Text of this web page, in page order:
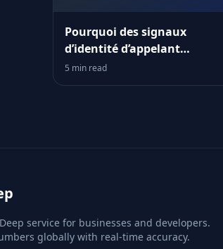
Pourquoi des signaux
d’identité d’appelant
obsolètes minent
silencieusement votre
5 min read
service for businesses and developers.
globally with real-time accuracy.